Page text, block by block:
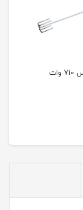
میکسر المکس 710 وات